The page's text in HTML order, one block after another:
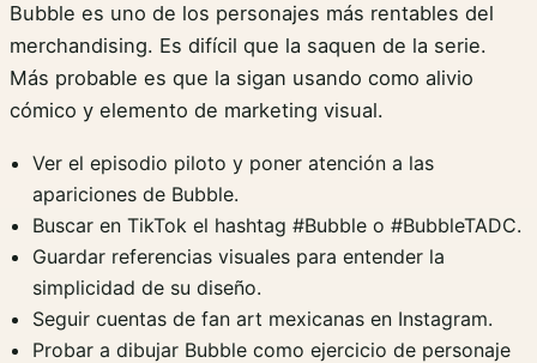
Bubble es uno de los personajes más rentables del
merchandising. Es difícil que la saquen de la serie.
Más probable es que la sigan usando como alivio
cómico y elemento de marketing visual.
Ver el episodio piloto y poner atención a las
apariciones de Bubble.
Buscar en TikTok el hashtag #Bubble o #BubbleTADC.
Guardar referencias visuales para entender la
simplicidad de su diseño.
Seguir cuentas de fan art mexicanas en Instagram.
Probar a dibujar Bubble como ejercicio de personaje